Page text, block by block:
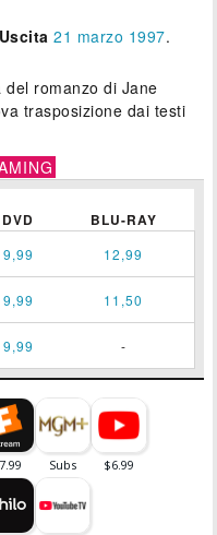
Uscita 21 marzo 1997.
del romanzo di Jane
trasposizione dai testi
DVD BLU-RAY
9,99 12,99
9,99 11,50
9,99 -